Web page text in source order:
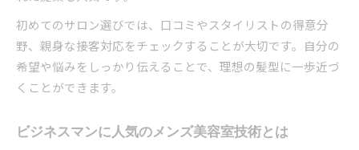
初めてのサロン選びでは、口コミやスタイリストの得意分
野、親身な接客対応をチェックすることが大切です。自分の
希望や悩みをしっかり伝えることで、理想の髪型に一歩近づ
くことができます。
ビジネスマンに人気のメンズ美容室技術とは